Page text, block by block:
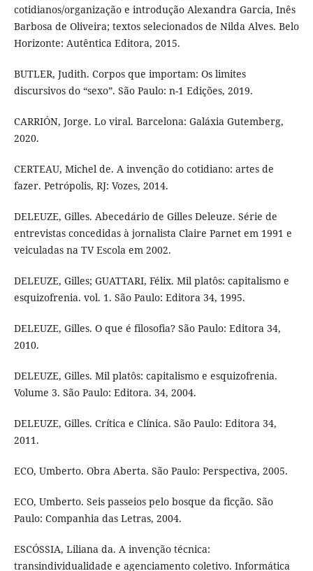
cotidianos/organização e introdução Alexandra Garcia, Inês
Barbosa de Oliveira; textos selecionados de Nilda Alves. Belo
Horizonte: Autêntica Editora, 2015.
BUTLER, Judith. Corpos que importam: Os limites
discursivos do “sexo”. São Paulo: n-1 Edições, 2019.
CARRIÓN, Jorge. Lo viral. Barcelona: Galáxia Gutemberg,
2020.
CERTEAU, Michel de. A invenção do cotidiano: artes de
fazer. Petrópolis, RJ: Vozes, 2014.
DELEUZE, Gilles. Abecedário de Gilles Deleuze. Série de
entrevistas concedidas à jornalista Claire Parnet em 1991 e
veiculadas na TV Escola em 2002.
DELEUZE, Gilles; GUATTARI, Félix. Mil platôs: capitalismo e
esquizofrenia. vol. 1. São Paulo: Editora 34, 1995.
DELEUZE, Gilles. O que é filosofia? São Paulo: Editora 34,
2010.
DELEUZE, Gilles. Mil platôs: capitalismo e esquizofrenia.
Volume 3. São Paulo: Editora. 34, 2004.
DELEUZE, Gilles. Crítica e Clínica. São Paulo: Editora 34,
2011.
ECO, Umberto. Obra Aberta. São Paulo: Perspectiva, 2005.
ECO, Umberto. Seis passeios pelo bosque da ficção. São
Paulo: Companhia das Letras, 2004.
ESCÓSSIA, Liliana da. A invenção técnica:
transindividualidade e agenciamento coletivo. Informática